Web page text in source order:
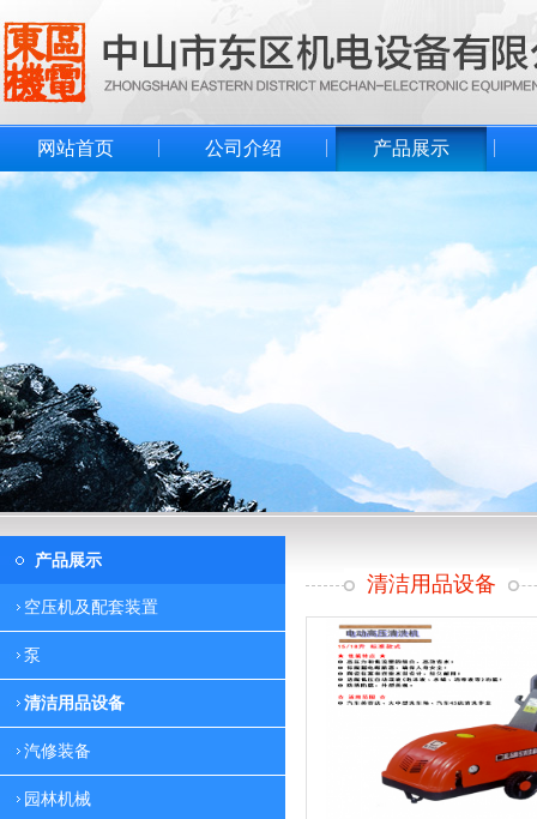
网站首页 公司介绍 产品展示
产品展示
空压机及配套装置
泵
清洁用品设备
汽修装备
园林机械
清洁用品设备